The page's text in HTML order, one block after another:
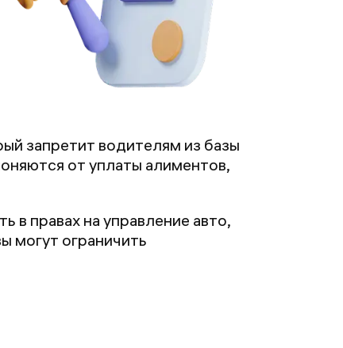
запретит водителям из базы
от уплаты алиментов,
в правах на управление авто,
могут ограничить